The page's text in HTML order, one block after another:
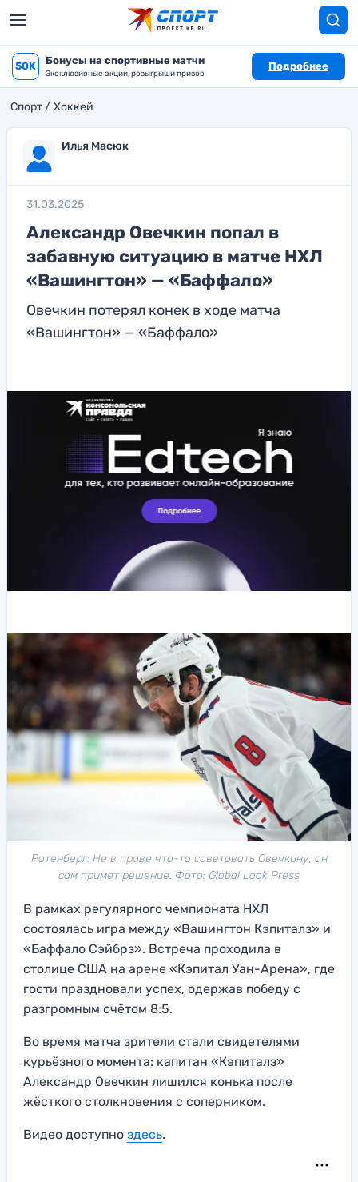
50K Бонусы на спортивные матчи
Эксклюзивные акции, розыгрыши призов
Подробнее
Спорт Хоккей
Илья Масюк
31.03.2025
Александр Овечкин попал в
забавную ситуацию в матче НХЛ
«Вашингтон» — «Баффало»
Овечкин потерял конек в ходе матча
«Вашингтон» — «Баффало»
Ротенберг: Не в праве что-то советовать Овечкину, он
сам примет решение. Фото: Global Look Press
В рамках регулярного чемпионата НХЛ
состоялась игра между «Вашингтон Кэпиталз» и
«Баффало Сэйбрз». Встреча проходила в
столице США на арене «Кэпитал Уан-Арена», где
гости праздновали успех, одержав победу с
разгромным счётом 8:5.
Во время матча зрители стали свидетелями
курьёзного момента: капитан «Кэпиталз»
Александр Овечкин лишился конька после
жёсткого столкновения с соперником.
Видео доступно здесь.